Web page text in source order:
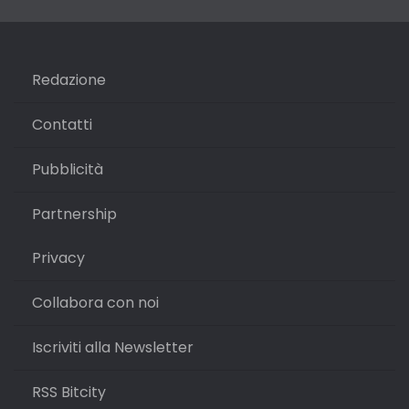
Redazione
Contatti
Pubblicità
Partnership
Privacy
Collabora con noi
Iscriviti alla Newsletter
RSS Bitcity